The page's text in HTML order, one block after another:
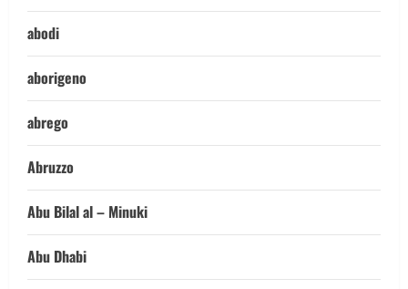
abodi
aborigeno
abrego
Abruzzo
Abu Bilal al – Minuki
Abu Dhabi